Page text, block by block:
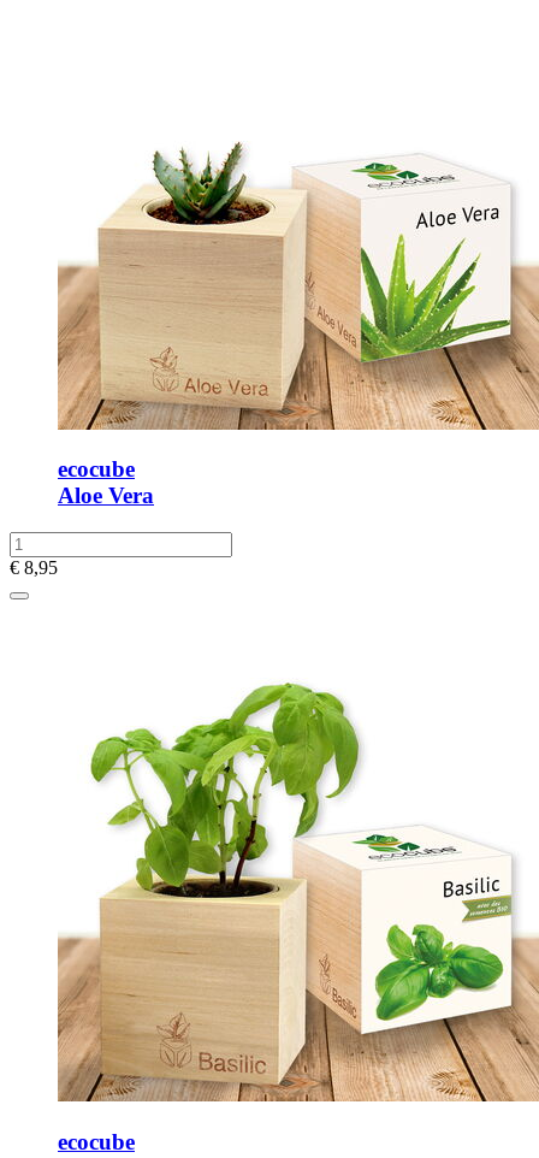
ecocube
Aloe Vera
€ 8,95
ecocube